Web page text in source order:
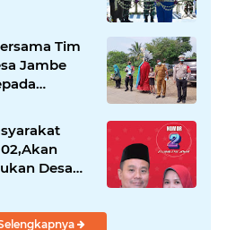
Tim
Jambe
Desa